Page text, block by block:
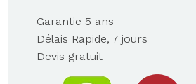
Garantie 5 ans
Délais Rapide, 7 jours
Devis gratuit